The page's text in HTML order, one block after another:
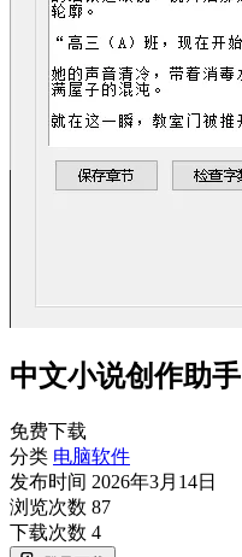
中文小说创作助手
免费下载
分类 电脑软件
发布时间 2026年3月14日
浏览次数 87
下载次数 4